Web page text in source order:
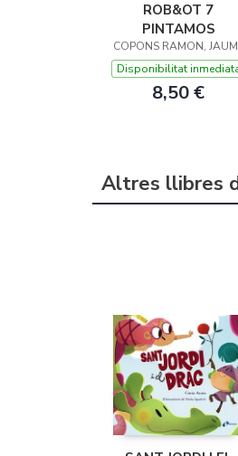
ROB&OT 7
PINTAMOS
COPONS RAMON,
Disponibilitat
8,50 €
Altres llibres